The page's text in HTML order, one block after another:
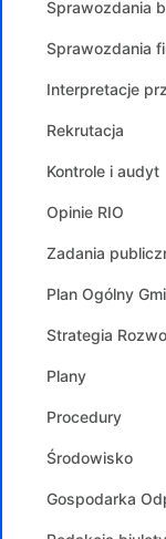
Sprawozdania
Sprawozdania
Interpretacje
Rekrutacja
Kontrole i audyt
Opinie RIO
Zadania
Plan Ogólny
Strategia
Plany
Procedury
Środowisko
Gospodarka